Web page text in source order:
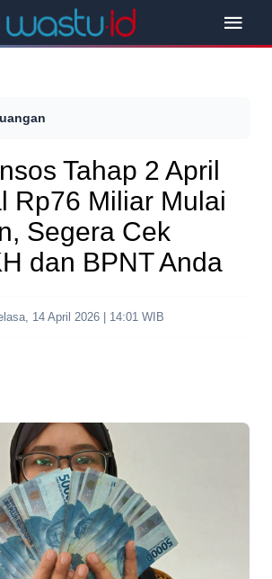
Tahap 2 April
Rp76 Miliar Mulai
Segera Cek
dan BPNT Anda
14 April 2026 | 14:01 WIB